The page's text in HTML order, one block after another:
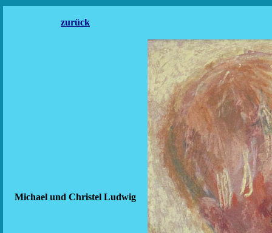
zurück
Michael und Christel Ludwig